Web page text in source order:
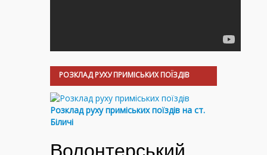
РОЗКЛАД РУХУ ПРИМІСЬКИХ ПОЇЗДІВ
Розклад руху приміських поїздів на ст.
Біличі